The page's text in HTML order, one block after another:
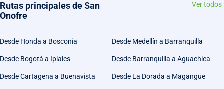
Rutas principales de San
Onofre
Ver todos
Desde Honda a Bosconia Desde Medellín a Barranquilla
Desde Bogotá a Ipiales Desde Barranquilla a Aguachica
Desde Cartagena a Buenavista Desde La Dorada a Magangue